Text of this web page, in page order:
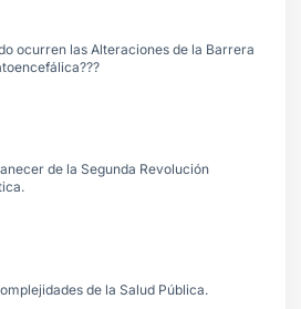
ocurren las Alteraciones de la Barrera
de la Segunda Revolución
de la Salud Pública.